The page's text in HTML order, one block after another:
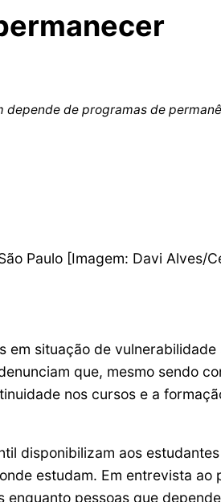
depende de programas de
Paulo [Imagem: Davi Alves/
situação de
que, mesmo sendo
nos cursos e a
disponibilizam aos
estudam. Em entrevista
pessoas que